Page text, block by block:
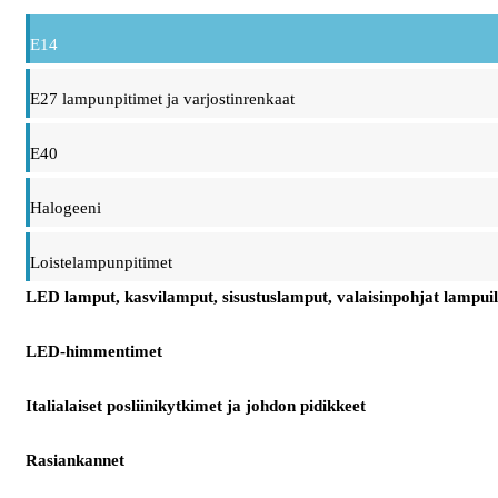
E14
E27 lampunpitimet ja varjostinrenkaat
E40
Halogeeni
Loistelampunpitimet
LED lamput, kasvilamput, sisustuslamput, valaisinpohjat
LED-himmentimet
Italialaiset posliinikytkimet ja johdon pidikkeet
Rasiankannet